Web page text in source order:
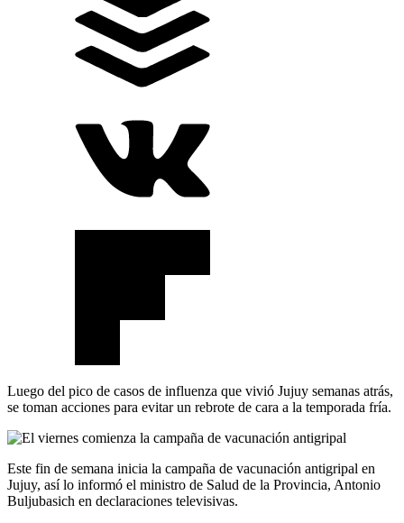
Luego del pico de casos de influenza que vivió Jujuy semanas atrás,
se toman acciones para evitar un rebrote de cara a la temporada fría.
Este fin de semana inicia la campaña de vacunación antigripal en
Jujuy, así lo informó el ministro de Salud de la Provincia, Antonio
Buljubasich en declaraciones televisivas.